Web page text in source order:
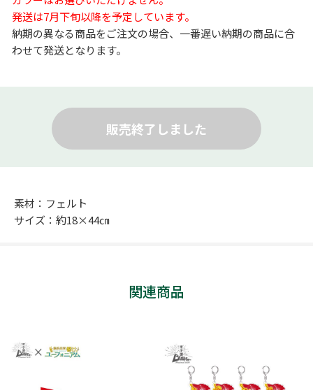
発送は7月下旬以降を予定しています。
納期の異なる商品をご注文の場合、一番遅い納期の商品に合
わせて発送となります。
販売終了しました
素材：フェルト
サイズ：約18×44㎝
関連商品